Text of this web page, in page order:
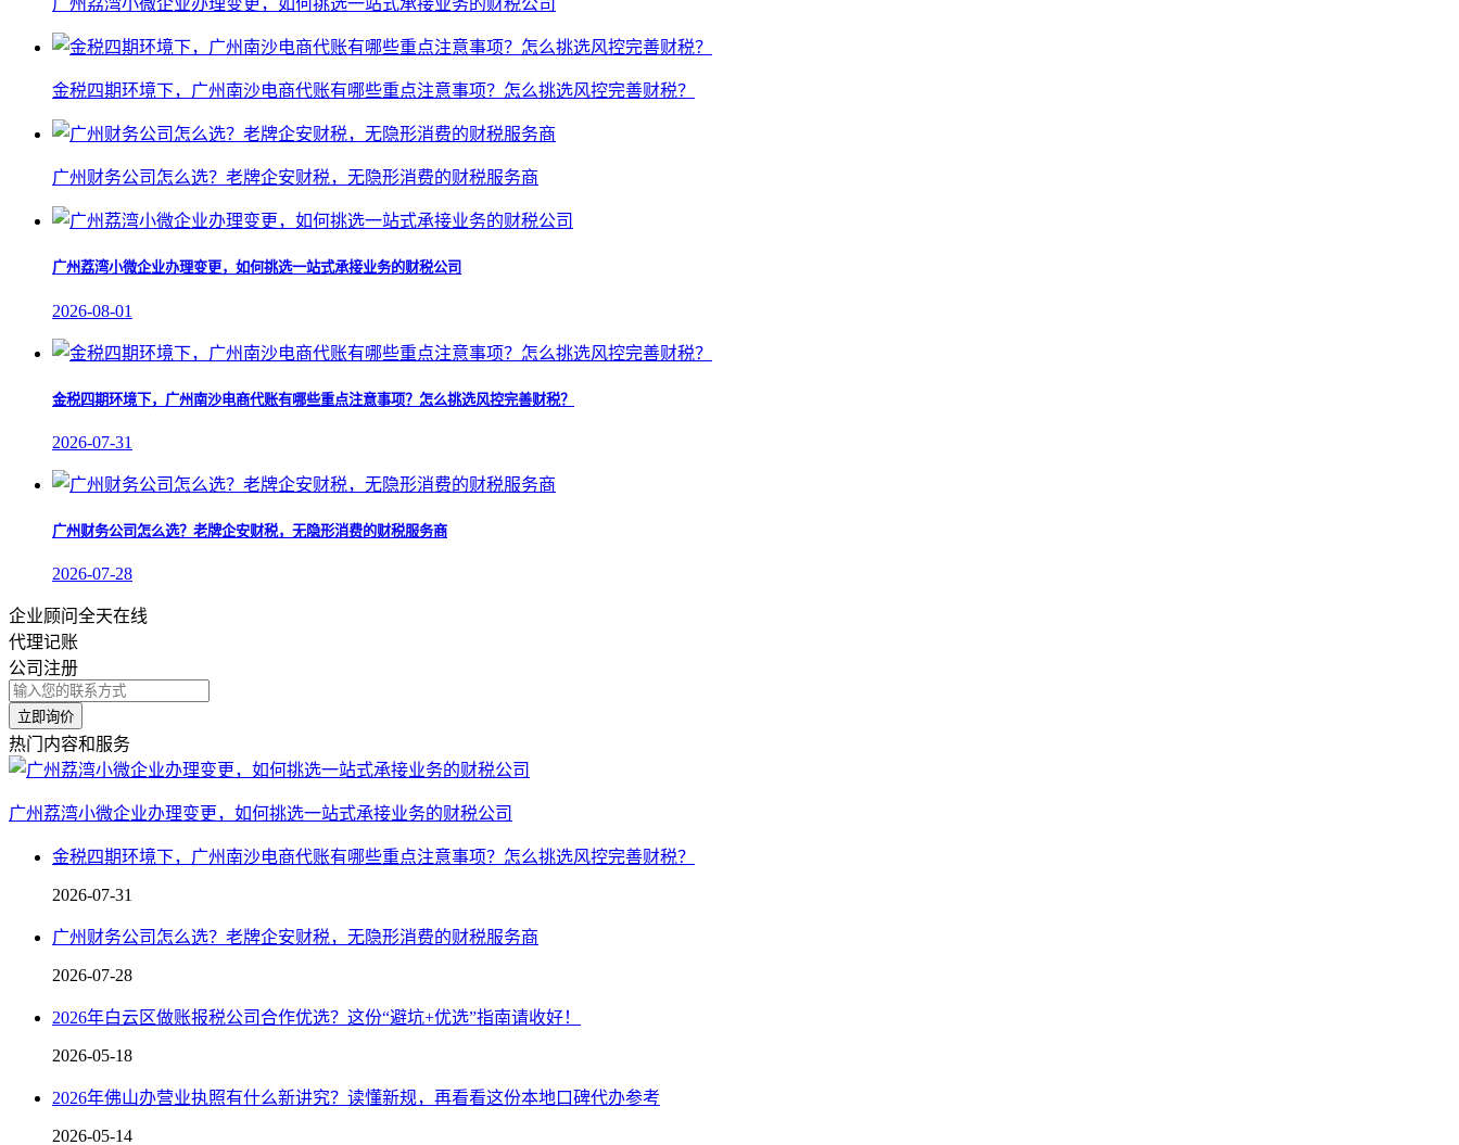
广州荔湾小微企业办理变更，如何挑选一站式承接业务的财税公司
金税四期环境下，广州南沙电商代账有哪些重点注意事项？怎么挑选风控完善财税？
广州财务公司怎么选？老牌企安财税，无隐形消费的财税服务商
广州荔湾小微企业办理变更，如何挑选一站式承接业务的财税公司
2026-08-01
金税四期环境下，广州南沙电商代账有哪些重点注意事项？怎么挑选风控完善财税？
2026-07-31
广州财务公司怎么选？老牌企安财税，无隐形消费的财税服务商
2026-07-28
企业顾问全天在线
代理记账
公司注册
立即询价
热门内容和服务
广州荔湾小微企业办理变更，如何挑选一站式承接业务的财税公司
金税四期环境下，广州南沙电商代账有哪些重点注意事项？怎么挑选风控完善财税？
2026-07-31
广州财务公司怎么选？老牌企安财税，无隐形消费的财税服务商
2026-07-28
​2026年白云区做账报税公司合作优选？这份“避坑+优选”指南请收好！
2026-05-18
2026年佛山办营业执照有什么新讲究？读懂新规，再看看这份本地口碑代办参考
2026-05-14